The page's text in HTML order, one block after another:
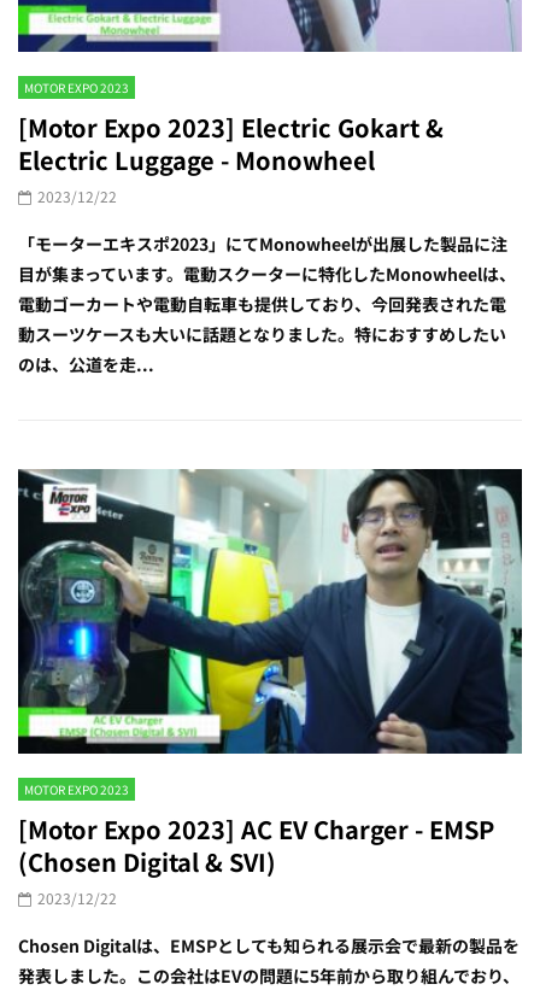
MOTOR EXPO 2023
[Motor Expo 2023] Electric Gokart &
Electric Luggage - Monowheel
2023/12/22
「モーターエキスポ2023」にてMonowheelが出展した製品に注
目が集まっています。電動スクーターに特化したMonowheelは、
電動ゴーカートや電動自転車も提供しており、今回発表された電
動スーツケースも大いに話題となりました。特におすすめしたい
のは、公道を走...
MOTOR EXPO 2023
[Motor Expo 2023] AC EV Charger - EMSP
(Chosen Digital & SVI)
2023/12/22
Chosen Digitalは、EMSPとしても知られる展示会で最新の製品を
発表しました。この会社はEVの問題に5年前から取り組んでおり、